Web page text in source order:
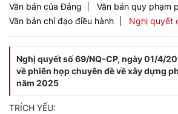
Văn bản của Đảng
Văn bản quy phạm
Văn bản chỉ đạo điều hành
Nghị quyết
Nghị quyết số 69/NQ-CP, ngày 01/4/
về phiên họp chuyên đề về xây dựng
năm 2025
TRÍCH YẾU: